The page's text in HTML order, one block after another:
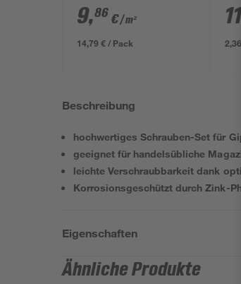
9,86 €/ m²
14,79 € / Pack
Beschreibung
hochwertiges Schrauben-Set für
geeignet für handelsübliche
leichte Verschraubbarkeit dank
Korrosionsgeschützt durch Zink-
Eigenschaften
Ähnliche Produkte